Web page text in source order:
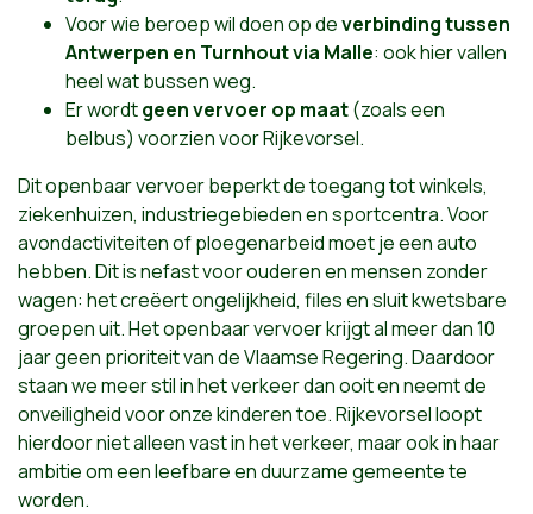
Voor wie beroep wil doen op deverbinding tussen
Antwerpen en Turnhout via Malle: ook hier vallen
heel wat bussen weg.
Er wordtgeen vervoer op maat(zoals een
belbus) voorzien voor Rijkevorsel.
Dit openbaar vervoer beperkt de toegang tot winkels,
ziekenhuizen, industriegebieden en sportcentra. Voor
avondactiviteiten of ploegenarbeid moet je een auto
hebben. Dit is nefast voor ouderen en mensen zonder
wagen: het creëert ongelijkheid, files en sluit kwetsbare
groepen uit. Het openbaar vervoer krijgt al meer dan 10
jaar geen prioriteit van de Vlaamse Regering. Daardoor
staan we meer stil in het verkeer dan ooit en neemt de
onveiligheid voor onze kinderen toe. Rijkevorsel loopt
hierdoor niet alleen vast in het verkeer, maar ook in haar
ambitie om een leefbare en duurzame gemeente te
worden.